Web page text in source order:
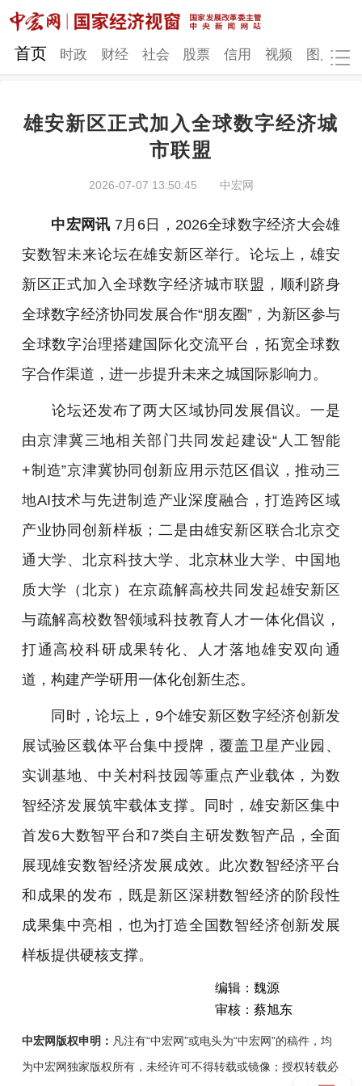
网站地图
财经 社会
图片
地方发展
首页 时政 财经 社会 股票 信用 视频 图片
雄安新区正式加入全球数字经济城
市联盟
2026-07-07 13:50:45 中宏网
中宏网讯 7月6日，2026全球数字经济大会雄
安数智未来论坛在雄安新区举行。论坛上，雄安
新区正式加入全球数字经济城市联盟，顺利跻身
全球数字经济协同发展合作“朋友圈”，为新区参与
全球数字治理搭建国际化交流平台，拓宽全球数
字合作渠道，进一步提升未来之城国际影响力。
论坛还发布了两大区域协同发展倡议。一是
由京津冀三地相关部门共同发起建设“人工智能
+制造”京津冀协同创新应用示范区倡议，推动三
地AI技术与先进制造产业深度融合，打造跨区域
产业协同创新样板；二是由雄安新区联合北京交
通大学、北京科技大学、北京林业大学、中国地
质大学（北京）在京疏解高校共同发起雄安新区
与疏解高校数智领域科技教育人才一体化倡议，
打通高校科研成果转化、人才落地雄安双向通
道，构建产学研用一体化创新生态。
同时，论坛上，9个雄安新区数字经济创新发
展试验区载体平台集中授牌，覆盖卫星产业园、
实训基地、中关村科技园等重点产业载体，为数
智经济发展筑牢载体支撑。同时，雄安新区集中
首发6大数智平台和7类自主研发数智产品，全面
展现雄安数智经济发展成效。此次数智经济平台
和成果的发布，既是新区深耕数智经济的阶段性
成果集中亮相，也为打造全国数智经济创新发展
样板提供硬核支撑。
编辑：魏源
审核：蔡旭东
中宏网版权申明： 凡注有“中宏网”或电头为“中宏网”的稿件，均
为中宏网独家版权所有，未经许可不得转载或镜像；授权转载必